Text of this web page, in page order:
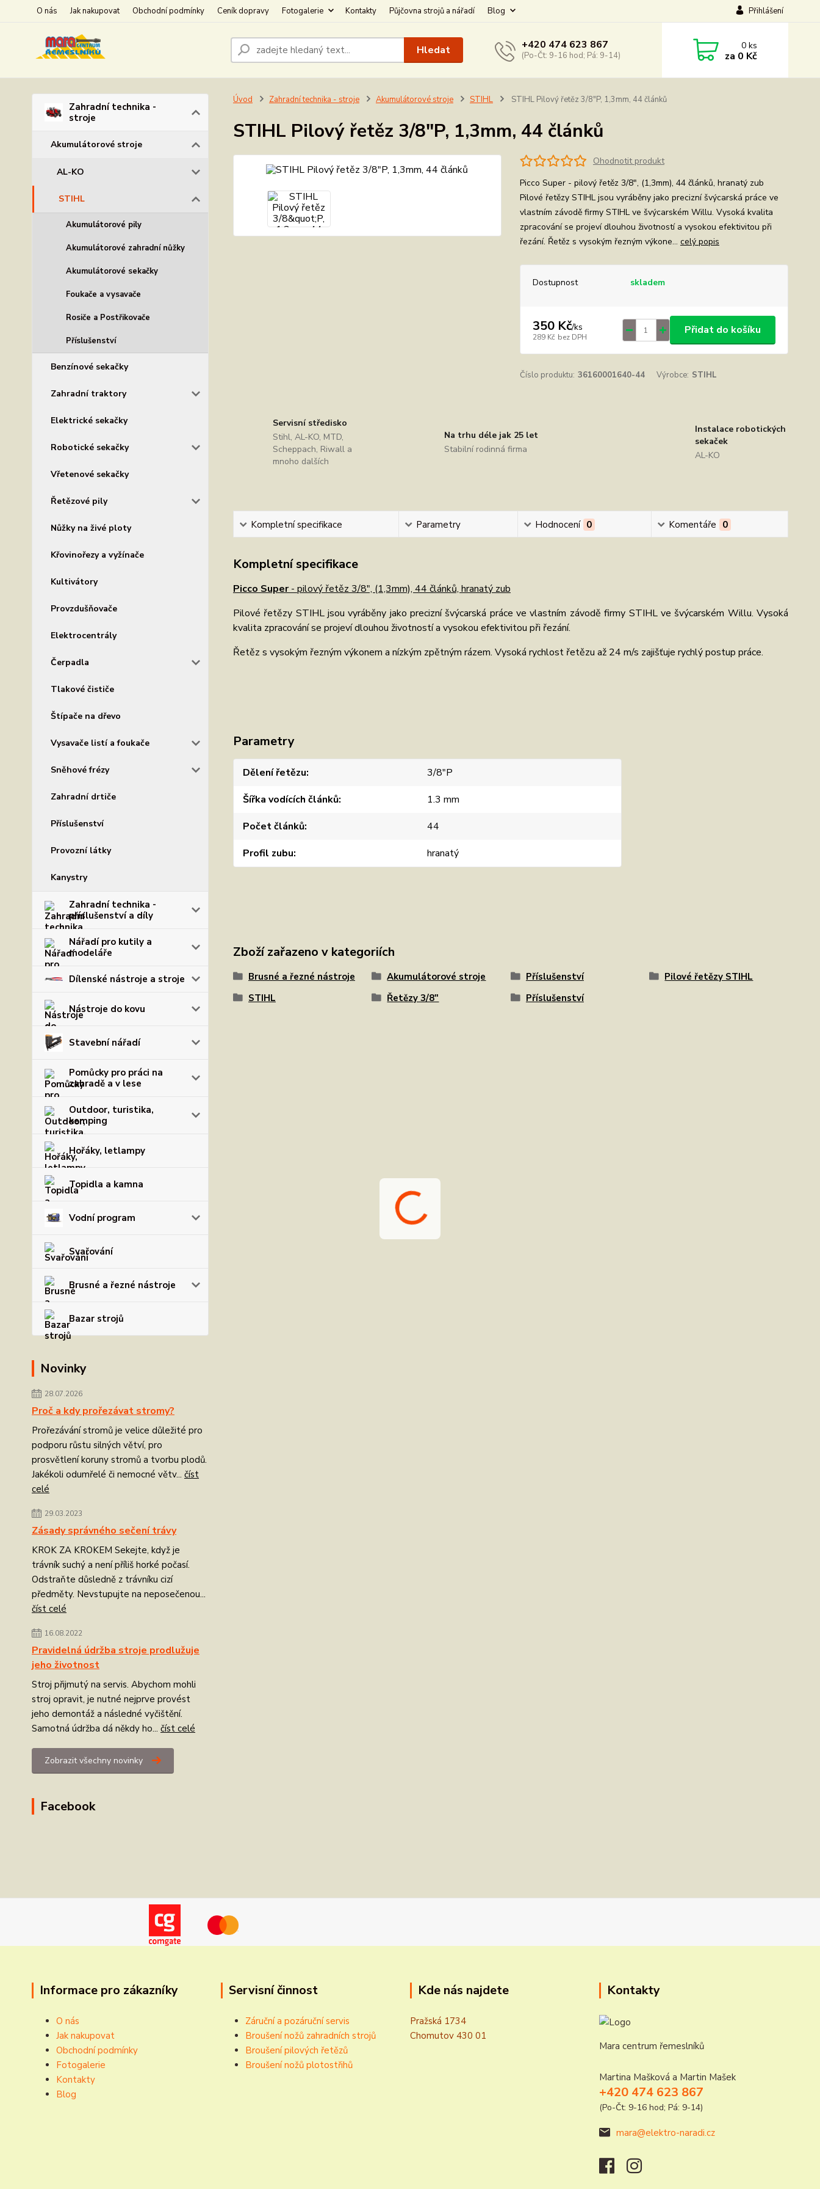
O nás Jak nakupovat Obchodní podmínky Ceník dopravy Fotogalerie Kontakty Půjčovna strojů a nářadí Blog Přihlášení
Hledat +420 474 623 867
(Po-Čt: 9-16 hod; Pá: 9-14)
0ks
za 0 Kč
Zahradní technika -
stroje
Akumulátorové stroje
AL-KO
STIHL
Akumulátorové pily
Akumulátorové zahradní nůžky
Akumulátorové sekačky
Foukače a vysavače
Rosiče a Postřikovače
Příslušenství
Benzínové sekačky
Zahradní traktory
Elektrické sekačky
Robotické sekačky
Vřetenové sekačky
Řetězové pily
Nůžky na živé ploty
Křovinořezy a vyžínače
Kultivátory
Provzdušňovače
Elektrocentrály
Čerpadla
Tlakové čističe
Štípače na dřevo
Vysavače listí a foukače
Sněhové frézy
Zahradní drtiče
Příslušenství
Provozní látky
Kanystry
Zahradní technika -
příslušenství a díly
Nářadí pro kutily a
modeláře
Dílenské nástroje a stroje
Nástroje do kovu
Stavební nářadí
Pomůcky pro práci na
zahradě a v lese
Outdoor, turistika,
kemping
Hořáky, letlampy
Topidla a kamna
Vodní program
Svařování
Brusné a řezné nástroje
Bazar strojů
Novinky
28.07.2026
Proč a kdy prořezávat stromy?
Prořezávání stromů je velice důležité pro
podporu růstu silných větví, pro
prosvětlení koruny stromů a tvorbu plodů.
Jakékoli odumřelé či nemocné větv... číst
celé
29.03.2023
Zásady správného sečení trávy
KROK ZA KROKEM Sekejte, když je
trávník suchý a není příliš horké počasí.
Odstraňte důsledně z trávníku cizí
předměty. Nevstupujte na neposečenou...
číst celé
16.08.2022
Pravidelná údržba stroje prodlužuje
jeho životnost
Stroj přijmutý na servis. Abychom mohli
stroj opravit, je nutné nejprve provést
jeho demontáž a následné vyčištění.
Samotná údržba dá někdy ho... číst celé
Zobrazit všechny novinky
Facebook
Úvod Zahradní technika - stroje Akumulátorové stroje STIHL STIHL Pilový řetěz 3/8"P, 1,3mm, 44 článků
STIHL Pilový řetěz 3/8"P, 1,3mm, 44 článků
Ohodnotit produkt
Picco Super - pilový řetěz 3/8", (1,3mm), 44 článků, hranatý zub
Pilové řetězy STIHL jsou vyráběny jako precizní švýcarská práce ve
vlastním závodě firmy STIHL ve švýcarském Willu. Vysoká kvalita
zpracování se projeví dlouhou životností a vysokou efektivitou při
řezání. Řetěz s vysokým řezným výkone... celý popis
Dostupnost skladem
350 Kč/ks
289 Kč bez DPH
Přidat do košíku
Číslo produktu: 36160001640-44 Výrobce: STIHL
Servisní středisko
Stihl, AL-KO, MTD,
Scheppach, Riwall a
mnoho dalších
Na trhu déle jak 25 let
Stabilní rodinná firma
Instalace robotických
sekaček
AL-KO
Kompletní specifikace Parametry Hodnocení 0 Komentáře 0
Kompletní specifikace
Picco Super- pilový řetěz 3/8", (1,3mm), 44 článků, hranatý zub
Pilové řetězy STIHL jsou vyráběny jako precizní švýcarská práce ve vlastním závodě firmy STIHL ve švýcarském Willu. Vysoká
kvalita zpracování se projeví dlouhou životností a vysokou efektivitou při řezání.
Řetěz s vysokým řezným výkonem a nízkým zpětným rázem. Vysoká rychlost řetězu až 24 m/s zajišťuje rychlý postup práce.
Parametry
Dělení řetězu
3/8"P
Šířka vodících článků
1.3 mm
Počet článků
44
Profil zubu
hranatý
Zboží zařazeno v kategoriích
Brusné a řezné nástroje Akumulátorové stroje Příslušenství
Pilové řetězy STIHL
STIHL
Řetězy 3/8" Příslušenství
Informace pro zákazníky
O nás
Jak nakupovat
Obchodní podmínky
Fotogalerie
Kontakty
Blog
Servisní činnost
Záruční a pozáruční servis
Broušení nožů zahradních strojů
Broušení pilových řetězů
Broušení nožů plotostřihů
Kde nás najdete
Pražská 1734
Chomutov 430 01
Kontakty
Mara centrum řemeslníků
Martina Mašková a Martin Mašek
+420 474 623 867
(Po-Čt: 9-16 hod; Pá: 9-14)
mara@elektro-naradi.cz